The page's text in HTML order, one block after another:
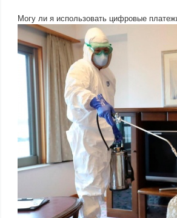
Могу ли я использовать цифровые